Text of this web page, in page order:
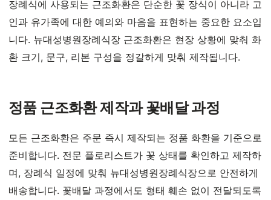
장례식에 사용되는 근조화환은 단순한 꽃 장식이 아니라 고
인과 유가족에 대한 예의와 마음을 표현하는 중요한 요소입
니다. 뉴대성병원장례식장 근조화환은 현장 상황에 맞춰 화
환 크기, 문구, 리본 구성을 정갈하게 맞춰 제작됩니다.
정품 근조화환 제작과 꽃배달 과정
모든 근조화환은 주문 즉시 제작되는 정품 화환을 기준으로
준비합니다. 전문 플로리스트가 꽃 상태를 확인하고 제작하
며, 장례식 일정에 맞춰 뉴대성병원장례식장으로 안전하게
배송합니다. 꽃배달 과정에서도 형태 훼손 없이 전달되도록